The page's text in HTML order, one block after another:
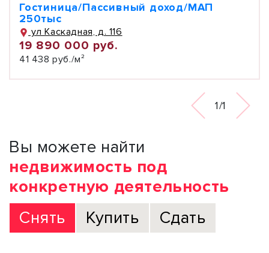
Гостиница/Пассивный доход/МАП
250тыс
ул Каскадная, д. 116
19 890 000 руб.
41 438 руб./м²
1/1
Вы можете найти
недвижимость под
конкретную деятельность
Снять
Купить Сдать